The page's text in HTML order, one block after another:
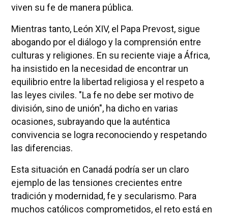
viven su fe de manera pública.
Mientras tanto, León XIV, el Papa Prevost, sigue
abogando por el diálogo y la comprensión entre
culturas y religiones. En su reciente viaje a África,
ha insistido en la necesidad de encontrar un
equilibrio entre la libertad religiosa y el respeto a
las leyes civiles. "La fe no debe ser motivo de
división, sino de unión", ha dicho en varias
ocasiones, subrayando que la auténtica
convivencia se logra reconociendo y respetando
las diferencias.
Esta situación en Canadá podría ser un claro
ejemplo de las tensiones crecientes entre
tradición y modernidad, fe y secularismo. Para
muchos católicos comprometidos, el reto está en